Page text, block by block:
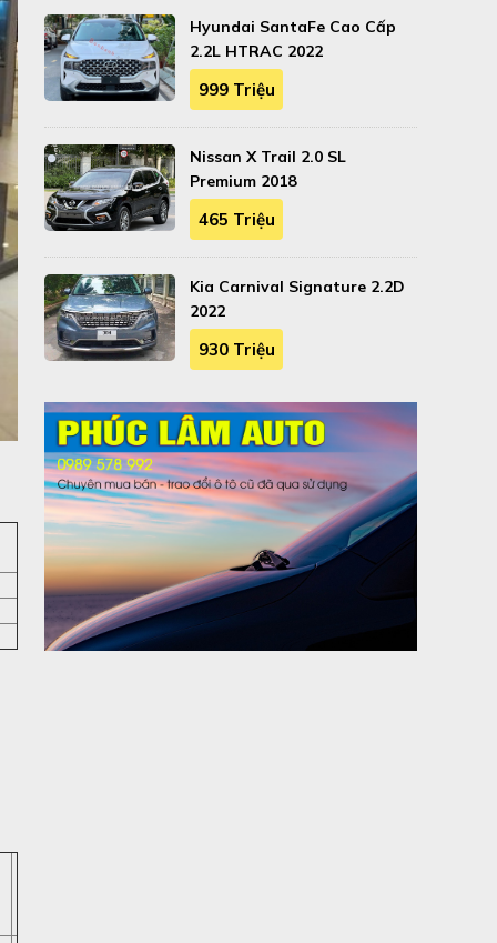
Hyundai SantaFe Cao Cấp
2.2L HTRAC 2022
999 Triệu
Nissan X Trail 2.0 SL
Premium 2018
465 Triệu
Kia Carnival Signature 2.2D
2022
930 Triệu